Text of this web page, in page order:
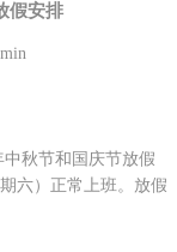
假安排
秋节和国庆节放假
六）正常上班。放假